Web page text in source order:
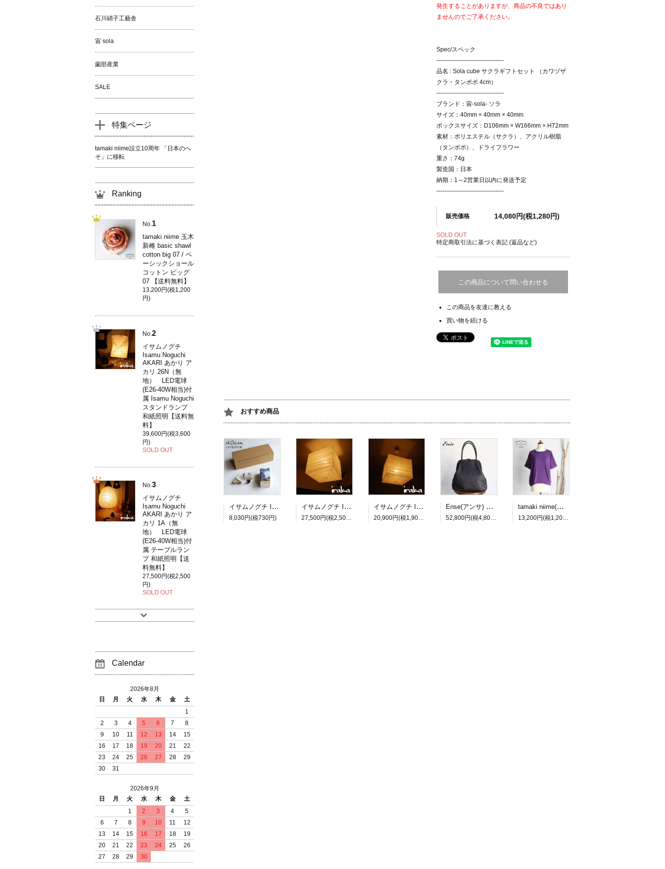
発生することがありますが、商品の不良ではあり
ませんのでご了承ください。
Spec/スペック
----------------------------------
品名 : Sola cube サクラギフトセット （カワヅザ
クラ・タンポポ 4cm）
----------------------------------
ブランド：宙-sola- ソラ
サイズ：40mm × 40mm × 40mm
ボックスサイズ：D106mm × W166mm × H72mm
素材：ポリエステル（サクラ）、アクリル樹脂
（タンポポ）、ドライフラワー
重さ：74g
製造国：日本
納期：1～2営業日以内に発送予定
----------------------------------
販売価格 14,080円(税1,280円)
SOLD OUT
特定商取引法に基づく表記 (返品など)
この商品について問い合わせる
この商品を友達に教える
買い物を続ける
おすすめ商品
イサムノグチ Isamu Noguchi AKARI あかり アカリ ペンダントライト専用コードソケット CD-4 LED電球(E26-40W相当)付属 約40cm
8,030円(税730円)
イサムノグチ Isamu Noguchi AKARI あかり アカリ 45X（無地） ペンダントランプ 和紙照明シェード【送料無料】
27,500円(税2,500円)
イサムノグチ Isamu Noguchi AKARI あかり アカリ 33X（無地） ペンダントランプ 和紙照明シェード【送料無料】
20,900円(税1,900円)
Ense(アンサ) gamaguchi bag black/ブラック ガマグチバッグ【送料無料】
52,800円(税4,800円)
tamaki niime(タマキ ニイメ) 玉木新雌 maru t HALF SLEEVES サイズ2 60 cotton100% マル T ハーフスリーブ コットン100％【送料無料】
13,200円(税1,200円)
石川硝子工藝舎
宙 sola
薗部産業
SALE
特集ページ
tamaki niime設立10周年 「日本のへ
そ」に移転
Ranking
No. 1
tamaki niime 玉木
新雌 basic shawl
cotton big 07 / ベ
ーシックショール
コットン ビッグ
07 【送料無料】
13,200円(税1,200
円)
No.2
イサムノグチ
Isamu Noguchi
AKARI あかり ア
カリ 26N（無
地） LED電球
(E26-40W相当)付
属 Isamu Noguchi
スタンドランプ
和紙照明【送料無
料】
39,600円(税3,600
円)
SOLD OUT
No.3
イサムノグチ
Isamu Noguchi
AKARI あかり ア
カリ 1A（無
地） LED電球
(E26-40W相当)付
属 テーブルラン
プ 和紙照明【送
料無料】
27,500円(税2,500
円)
SOLD OUT
Calendar
2026年8月
日
月 火 水 木 金
土
1
2
3 4 5 6 7
8
9
10 11 12 13 14
15
16
17 18 19 20 21
22
23
24 25 26 27 28
29
30
31
2026年9月
日
月 火 水 木 金
土
1
2 3 4
5
6
7 8 9 10 11
12
13
14 15 16 17 18
19
20
21 22 23 24 25
26
27
28 29 30